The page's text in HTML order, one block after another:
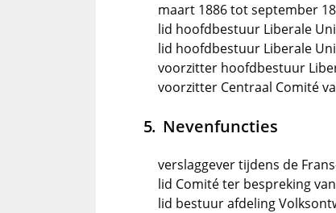
maart 1886 tot september
lid hoofdbestuur Liberale
lid hoofdbestuur Liberale
voorzitter hoofdbestuur
voorzitter Centraal Comité
Nevenfuncties
verslaggever tijdens de
lid Comité ter bespreking
lid bestuur afdeling